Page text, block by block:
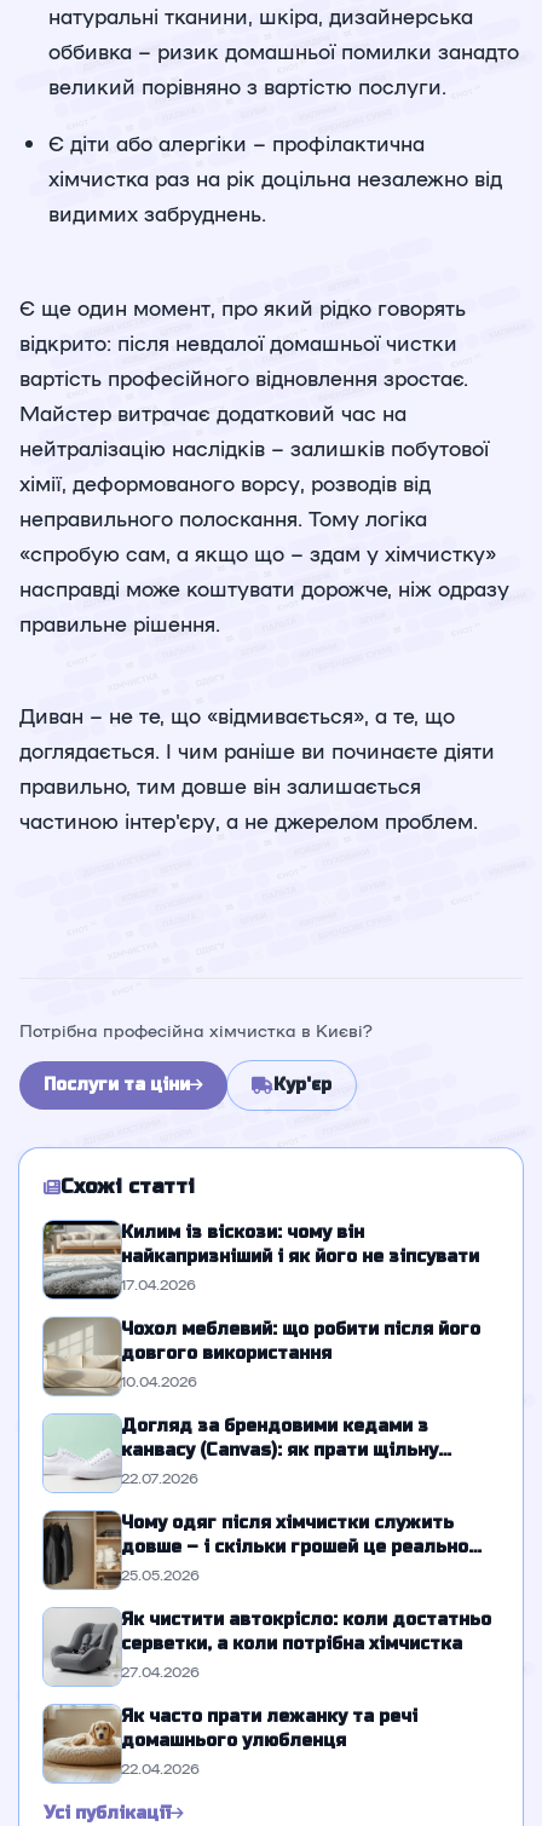
натуральні тканини, шкіра, дизайнерська
оббивка – ризик домашньої помилки занадто
великий порівняно з вартістю послуги.
Є діти або алергіки – профілактична
хімчистка раз на рік доцільна незалежно від
видимих забруднень.
Є ще один момент, про який рідко говорять
відкрито: після невдалої домашньої чистки
вартість професійного відновлення зростає.
Майстер витрачає додатковий час на
нейтралізацію наслідків – залишків побутової
хімії, деформованого ворсу, розводів від
неправильного полоскання. Тому логіка
«спробую сам, а якщо що – здам у хімчистку»
насправді може коштувати дорожче, ніж одразу
правильне рішення.
Диван – не те, що «відмивається», а те, що
доглядається. І чим раніше ви починаєте діяти
правильно, тим довше він залишається
частиною інтер'єру, а не джерелом проблем.
Потрібна професійна хімчистка в Києві?
Послуги та ціни Кур'єр
Схожі статті
Килим із віскози: чому він
найкапризніший і як його не зіпсувати
17.04.2026
Чохол меблевий: що робити після його
довгого використання
10.04.2026
Догляд за брендовими кедами з
канвасу (Canvas): як прати щільну
парусну тканину без розводів
22.07.2026
Чому одяг після хімчистки служить
довше – і скільки грошей це реально
економить
25.05.2026
Як чистити автокрісло: коли достатньо
серветки, а коли потрібна хімчистка
27.04.2026
Як часто прати лежанку та речі
домашнього улюбленця
22.04.2026
Усі публікації